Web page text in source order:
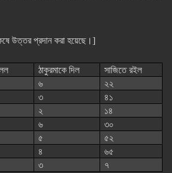
উত্তর প্রদান করা হয়েছে।]
ঠাকুরমাকে দিল
সাজিতে রইল
৬
২২
৩
৪১
২
১৪
৬
৩০
৫
৫২
৪
৬৫
৩ ৭